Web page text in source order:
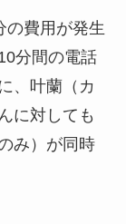
の費用が発生
分間の電話
、 叶蘭（カ
に対しても
み）が同時